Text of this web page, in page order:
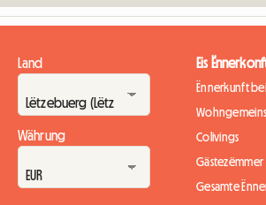
Land
Währung
Eis
Ënnerkunft
Colivings
Gästezëmmer
Gesamte